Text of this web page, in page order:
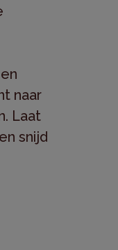
naar
Laat
snijd